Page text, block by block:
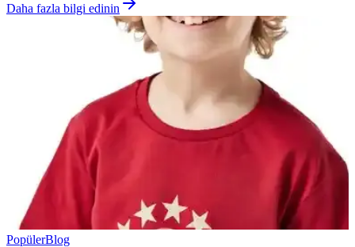
Daha fazla bilgi edinin
PopülerBlog